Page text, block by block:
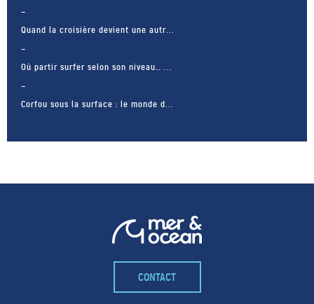
Quand la croisière devient une autr...
Où partir surfer selon son niveau… ...
Corfou sous la surface : le monde d...
– FACEBOOK –
CONTACT